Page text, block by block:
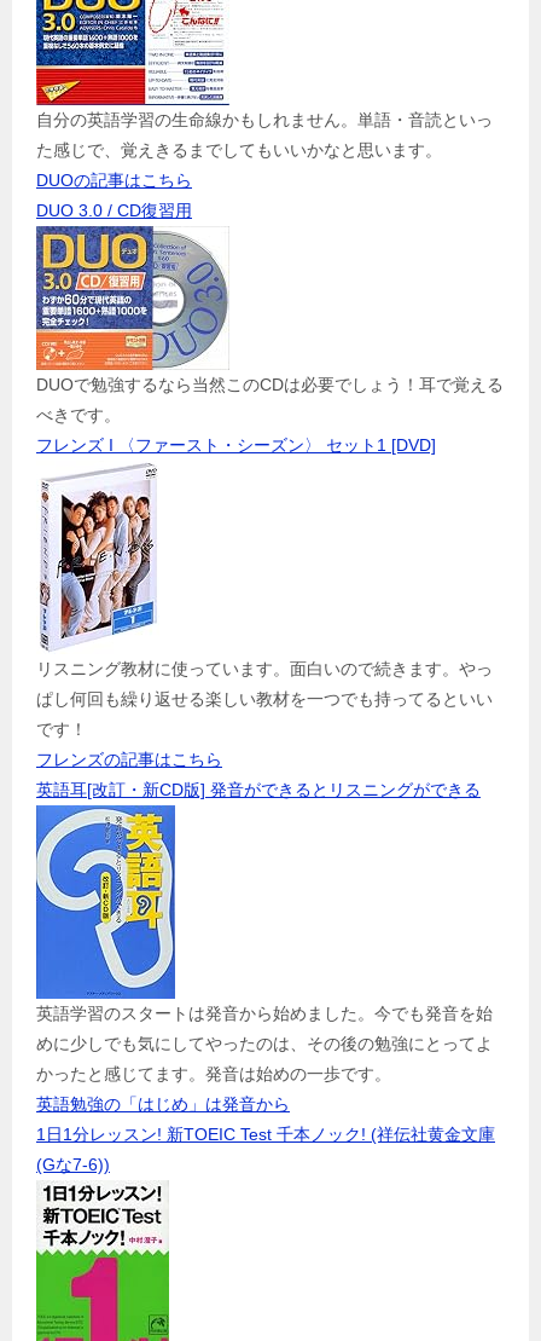
自分の英語学習の生命線かもしれません。単語・音読といっ
た感じで、覚えきるまでしてもいいかなと思います。
DUOの記事はこちら
DUO 3.0 / CD復習用
DUOで勉強するなら当然このCDは必要でしょう！耳で覚える
べきです。
フレンズ I 〈ファースト・シーズン〉 セット1 [DVD]
リスニング教材に使っています。面白いので続きます。やっ
ぱし何回も繰り返せる楽しい教材を一つでも持ってるといい
です！
フレンズの記事はこちら
英語耳[改訂・新CD版] 発音ができるとリスニングができる
英語学習のスタートは発音から始めました。今でも発音を始
めに少しでも気にしてやったのは、その後の勉強にとってよ
かったと感じてます。発音は始めの一歩です。
英語勉強の「はじめ」は発音から
1日1分レッスン! 新TOEIC Test 千本ノック! (祥伝社黄金文庫
(Gな7-6))